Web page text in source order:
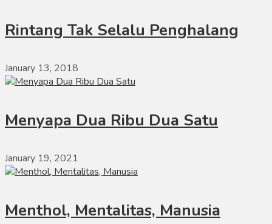
Rintang Tak Selalu Penghalang
January 13, 2018
Menyapa Dua Ribu Dua Satu
January 19, 2021
Menthol, Mentalitas, Manusia